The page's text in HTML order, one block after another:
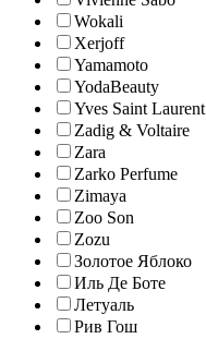
Wokali
Xerjoff
Yamamoto
YodaBeauty
Yves Saint Laurent
Zadig & Voltaire
Zara
Zarko Perfume
Zimaya
Zoo Son
Zozu
Золотое Яблоко
Иль Де Боте
Летуаль
Рив Гош